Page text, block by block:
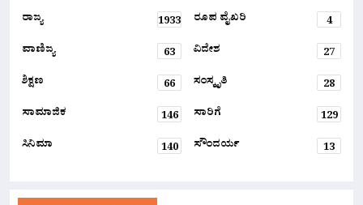
ರಾಜ್ಯ
1933 ರೂಪ ವೈಖರಿ
4
ವಾಣಿಜ್ಯ
63 ವಿದೇಶ
27
ಶಿಕ್ಷಣ
66 ಸಂಸ್ಕೃತಿ
28
ಸಾಮಾಜಿಕ
146 ಸಾರಿಗೆ
129
ಸಿನಿಮಾ
140 ಸೌಂದರ್ಯ 13